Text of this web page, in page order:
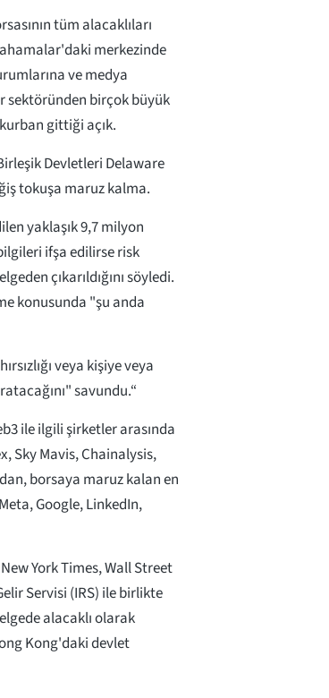
tüm alacaklıları
merkezinde
ve medya
sektöründen birçok büyük
gittiği açık.
Devletleri Delaware
tokuşa maruz kalma.
yaklaşık 9,7 milyon
ifşa edilirse risk
çıkarıldığını söyledi.
konusunda "şu anda
veya kişiye veya
savundu.“
ile ilgili şirketler arasında
Sky Mavis, Chainalysis,
borsaya maruz kalan en
Google, LinkedIn,
York Times, Wall Street
Servisi (IRS) ile birlikte
alacaklı olarak
Kong'daki devlet